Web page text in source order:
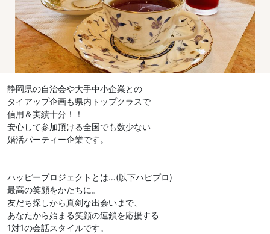
静岡県の自治会や大手中小企業との
タイアップ企画も県内トップクラスで
信用＆実績十分！！
安心して参加頂ける全国でも数少ない
婚活パーティー企業です。
ハッピープロジェクトとは…(以下ハピプロ)
最高の笑顔をかたちに。
友だち探しから真剣な出会いまで、
あなたから始まる笑顔の連鎖を応援する
1対1の会話スタイルです。